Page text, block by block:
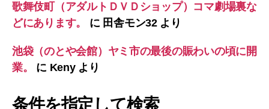
歌舞伎町（アダルトＤＶＤショップ）コマ劇場裏な
どにあります。
に 田舎モン32より
池袋（のとや会館）ヤミ市の最後の賑わいの頃に開
業。
に Kenyより
条件を指定して検索